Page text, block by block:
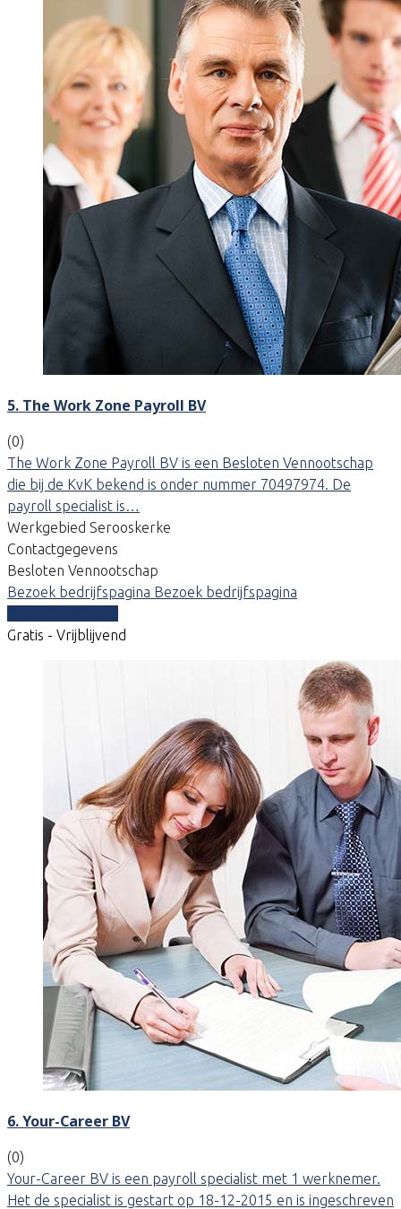
5. The Work Zone Payroll BV
(0)
The Work Zone Payroll BV is een Besloten Vennootschap
die bij de KvK bekend is onder nummer 70497974. De
payroll specialist is…
Werkgebied Serooskerke
Contactgegevens
Besloten Vennootschap
Bezoek bedrijfspagina Bezoek bedrijfspagina
Gratis - Vrijblijvend
6. Your-Career BV
(0)
Your-Career BV is een payroll specialist met 1 werknemer.
Het de specialist is gestart op 18-12-2015 en is ingeschreven